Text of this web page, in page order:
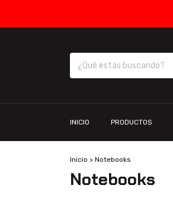
INICIO PRODUCTOS
Inicio > Notebooks
Notebooks